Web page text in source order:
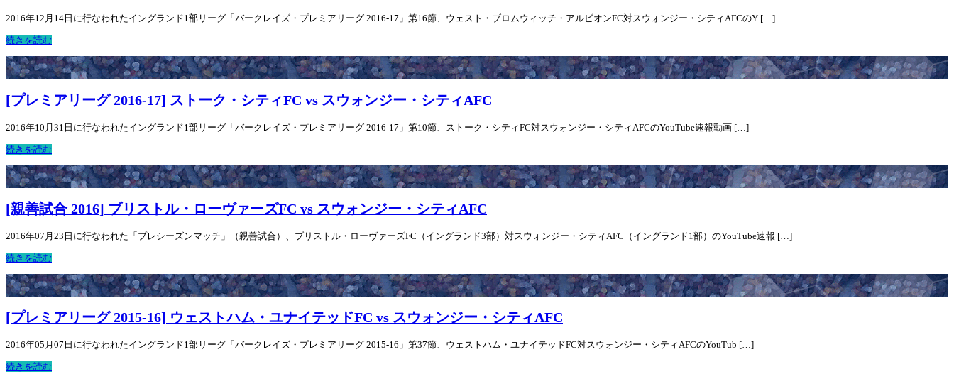
2016年12月14日に行なわれたイングランド1部リーグ「バークレイズ・プレミアリーグ 2016-17」第16節、ウェスト・ブロムウィッチ・アルビオンFC対スウォンジー・シティAFCのY […]
続きを読む
[プレミアリーグ 2016-17] ストーク・シティFC vs スウォンジー・シティAFC
2016年10月31日に行なわれたイングランド1部リーグ「バークレイズ・プレミアリーグ 2016-17」第10節、ストーク・シティFC対スウォンジー・シティAFCのYouTube速報動画 […]
続きを読む
[親善試合 2016] ブリストル・ローヴァーズFC vs スウォンジー・シティAFC
2016年07月23日に行なわれた「プレシーズンマッチ」（親善試合）、ブリストル・ローヴァーズFC（イングランド3部）対スウォンジー・シティAFC（イングランド1部）のYouTube速報 […]
続きを読む
[プレミアリーグ 2015-16] ウェストハム・ユナイテッドFC vs スウォンジー・シティAFC
2016年05月07日に行なわれたイングランド1部リーグ「バークレイズ・プレミアリーグ 2015-16」第37節、ウェストハム・ユナイテッドFC対スウォンジー・シティAFCのYouTub […]
続きを読む